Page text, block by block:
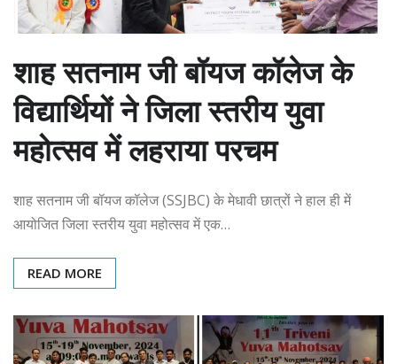
शाह सतनाम जी बॉयज कॉलेज के
विद्यार्थियों ने जिला स्तरीय युवा
महोत्सव में लहराया परचम
शाह सतनाम जी बॉयज कॉलेज (SSJBC) के मेधावी छात्रों ने हाल ही में
आयोजित जिला स्तरीय युवा महोत्सव में एक…
READ MORE